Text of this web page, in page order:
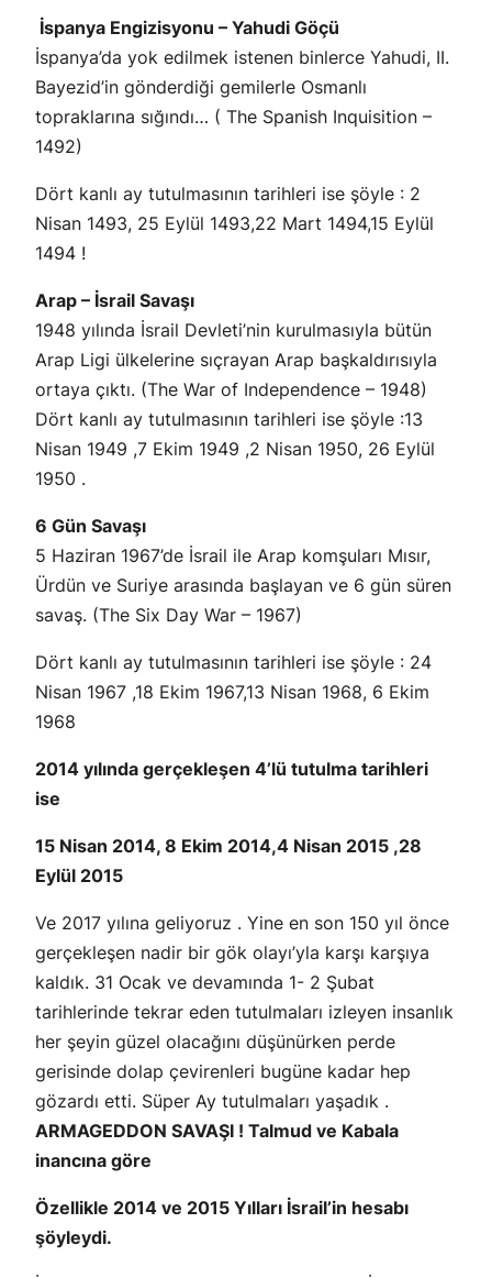
İspanya Engizisyonu – Yahudi Göçü
İspanya’da yok edilmek istenen binlerce Yahudi, II.
Bayezid’in gönderdiği gemilerle Osmanlı
topraklarına sığındı… ( The Spanish Inquisition –
1492)
Dört kanlı ay tutulmasının tarihleri ise şöyle : 2
Nisan 1493, 25 Eylül 1493,22 Mart 1494,15 Eylül
1494 !
Arap – İsrail Savaşı
1948 yılında İsrail Devleti’nin kurulmasıyla bütün
Arap Ligi ülkelerine sıçrayan Arap başkaldırısıyla
ortaya çıktı. (The War of Independence – 1948)
Dört kanlı ay tutulmasının tarihleri ise şöyle :13
Nisan 1949 ,7 Ekim 1949 ,2 Nisan 1950, 26 Eylül
1950 .
6 Gün Savaşı
5 Haziran 1967’de İsrail ile Arap komşuları Mısır,
Ürdün ve Suriye arasında başlayan ve 6 gün süren
savaş. (The Six Day War – 1967)
Dört kanlı ay tutulmasının tarihleri ise şöyle : 24
Nisan 1967 ,18 Ekim 1967,13 Nisan 1968, 6 Ekim
1968
2014 yılında gerçekleşen 4’lü tutulma tarihleri
ise
15 Nisan 2014, 8 Ekim 2014,4 Nisan 2015 ,28
Eylül 2015
Ve 2017 yılına geliyoruz . Yine en son 150 yıl önce
gerçekleşen nadir bir gök olayı’yla karşı karşıya
kaldık. 31 Ocak ve devamında 1- 2 Şubat
tarihlerinde tekrar eden tutulmaları izleyen insanlık
her şeyin güzel olacağını düşünürken perde
gerisinde dolap çevirenleri bugüne kadar hep
gözardı etti. Süper Ay tutulmaları yaşadık .
ARMAGEDDON SAVAŞI ! Talmud ve Kabala
inancına göre
Özellikle 2014 ve 2015 Yılları İsrail’in hesabı
şöyleydi.